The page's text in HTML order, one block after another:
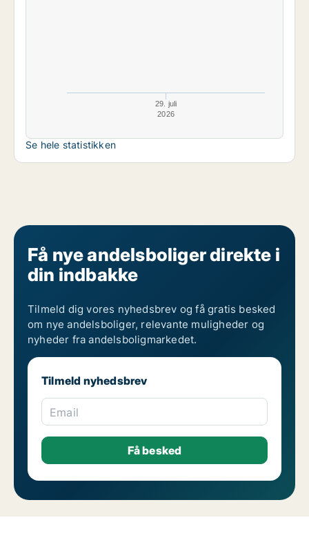
29. juli
2026
Se hele statistikken
Få nye andelsboliger direkte i
din indbakke
Tilmeld dig vores nyhedsbrev og få gratis besked
om nye andelsboliger, relevante muligheder og
nyheder fra andelsboligmarkedet.
Tilmeld nyhedsbrev
Email